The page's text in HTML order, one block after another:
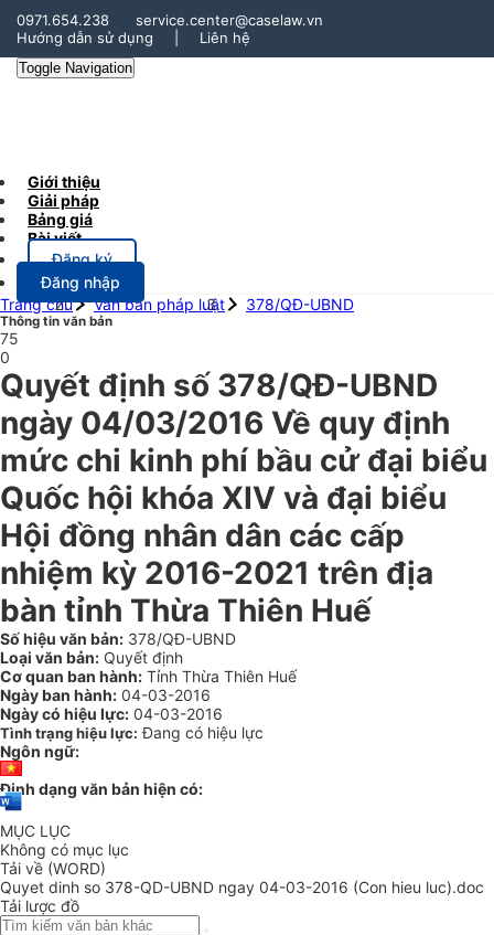
0971.654.238
service.center@caselaw.vn
Hướng dẫn sử dụng
Liên hệ
Toggle Navigation
Giới thiệu
Giải pháp
Bảng giá
Bài viết
Đăng ký
Đăng nhập
Trang chủ
Văn bản pháp luật 378/QĐ-UBND
Thông tin văn bản
75
0
Quyết định số 378/QĐ-UBND
ngày 04/03/2016 Về quy định
mức chi kinh phí bầu cử đại biểu
Quốc hội khóa XIV và đại biểu
Hội đồng nhân dân các cấp
nhiệm kỳ 2016-2021 trên địa
bàn tỉnh Thừa Thiên Huế
Số hiệu văn bản: 378/QĐ-UBND
Loại văn bản: Quyết định
Cơ quan ban hành: Tỉnh Thừa Thiên Huế
Ngày ban hành: 04-03-2016
Ngày có hiệu lực: 04-03-2016
Tình trạng hiệu lực: Đang có hiệu lực
Ngôn ngữ:
Định dạng văn bản hiện có:
MỤC LỤC
Không có mục lục
Tải về (WORD)
Quyet dinh so 378-QD-UBND ngay 04-03-2016 (Con hieu luc).doc
Tải lược đồ